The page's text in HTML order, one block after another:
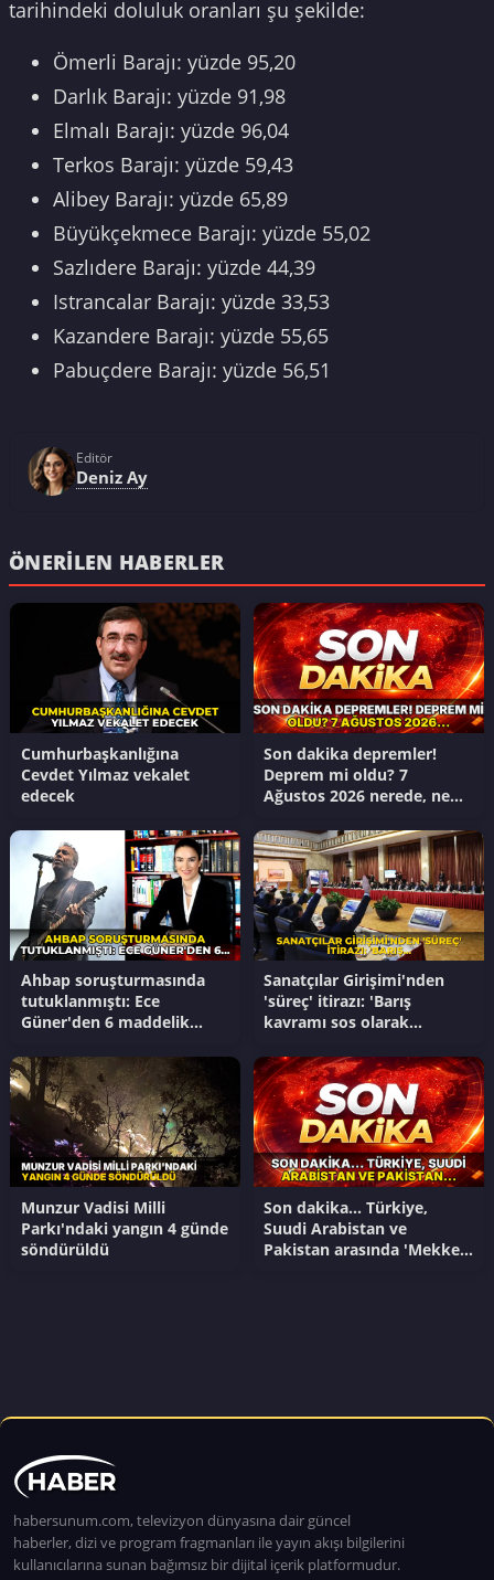
tarihindeki doluluk oranları şu şekilde:
Ömerli Barajı: yüzde 95,20
Darlık Barajı: yüzde 91,98
Elmalı Barajı: yüzde 96,04
Terkos Barajı: yüzde 59,43
Alibey Barajı: yüzde 65,89
Büyükçekmece Barajı: yüzde 55,02
Sazlıdere Barajı: yüzde 44,39
Istrancalar Barajı: yüzde 33,53
Kazandere Barajı: yüzde 55,65
Pabuçdere Barajı: yüzde 56,51
Editör
Deniz Ay
ÖNERILEN HABERLER
Cumhurbaşkanlığına
Cevdet Yılmaz vekalet
edecek
Son dakika depremler!
Deprem mi oldu? 7
Ağustos 2026 nerede, ne
Ahbap soruşturmasında
tutuklanmıştı: Ece
Güner'den 6 maddelik
Sanatçılar Girişimi'nden
'süreç' itirazı: 'Barış
kavramı sos olarak
getirilemez'
Munzur Vadisi Milli
Parkı'ndaki yangın 4 günde
söndürüldü
Son dakika... Türkiye,
Suudi Arabistan ve
Pakistan arasında 'Mekke
habersunum.com, televizyon dünyasına dair güncel
haberler, dizi ve program fragmanları ile yayın akışı bilgilerini
kullanıcılarına sunan bağımsız bir dijital içerik platformudur.